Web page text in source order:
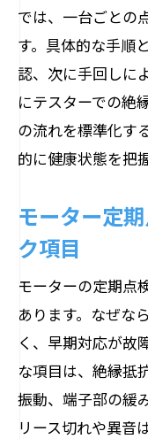
では、一台ごとの
す。具体的な手順
認、次に手回しに
にテスターでの絶
の流れを標準化す
的に健康状態を把
モーター定
ク項目
モーターの定期点
あります。なぜな
く、早期対応が故
な項目は、絶縁抵
振動、端子部の緩
リース切れや異音